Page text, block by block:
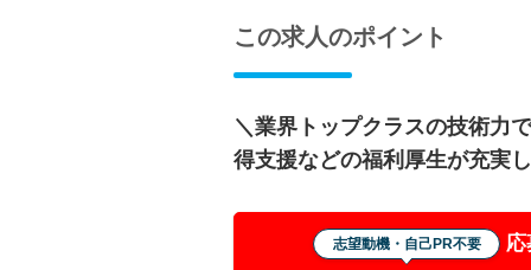
この求人のポイント
＼業界トップクラスの技術力
得支援などの福利厚生が充実
志望動機・自己PR不要